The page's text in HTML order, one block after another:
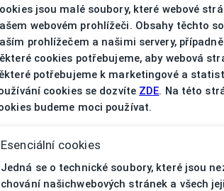
jsou malé soubory, které webové
webovém prohlížeči. Obsahy těchto
prohlížečem a našimi servery,
cookies potřebujeme, aby webová
potřebujeme k marketingové a
cookies se dozvíte ZDE. Na této
budeme moci používat.
Esenciální cookies
Jedná se o technické soubory, které jsou
chování našichwebových stránek a všech